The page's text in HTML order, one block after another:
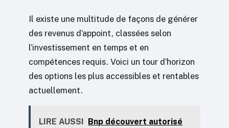
Il existe une multitude de façons de générer
des revenus d’appoint, classées selon
l’investissement en temps et en
compétences requis. Voici un tour d’horizon
des options les plus accessibles et rentables
actuellement.
LIRE AUSSI Bnp découvert autorisé